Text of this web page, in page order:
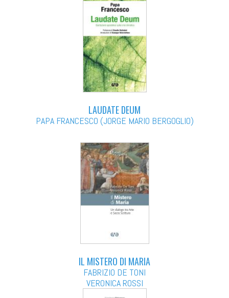
LAUDATE DEUM
PAPA FRANCESCO (JORGE MARIO BERGOGLIO)
IL MISTERO DI MARIA
FABRIZIO DE TONI
VERONICA ROSSI